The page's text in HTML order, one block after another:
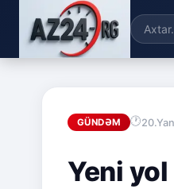
GÜNDƏM
Yeni yol